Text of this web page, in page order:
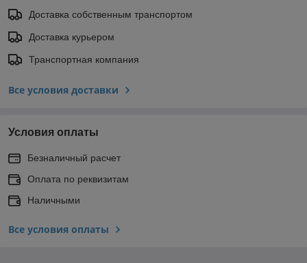
Доставка собственным транспортом
Доставка курьером
Транспортная компания
Все условия доставки
Условия оплаты
Безналичный расчет
Оплата по реквизитам
Наличными
Все условия оплаты